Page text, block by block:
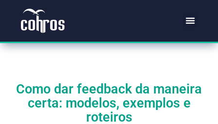
Como dar feedback da
certa: modelos, exemplos e